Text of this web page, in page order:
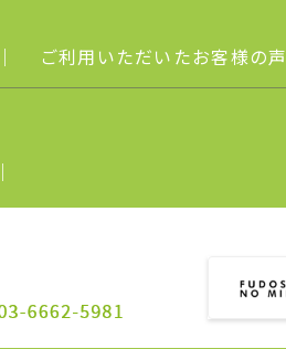
ご利用いただいたお客様の声